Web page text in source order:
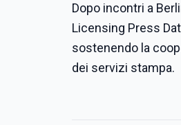
Dopo incontri a
Licensing Press
sostenendo la
dei servizi stampa.